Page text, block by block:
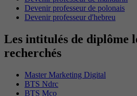
Devenir professeur de polonais
Devenir professeur d'hebreu
Les intitulés de diplôme
recherchés
Master Marketing Digital
BTS Ndrc
BTS Mco